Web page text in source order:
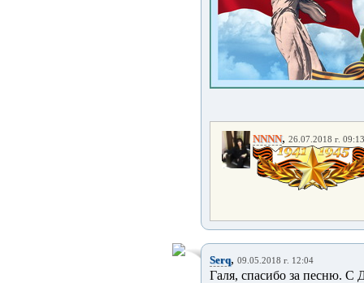
NNNN, 26.07.2018 г. 09:13
Serq, 09.05.2018 г. 12:04
Галя, спасибо за песню. С